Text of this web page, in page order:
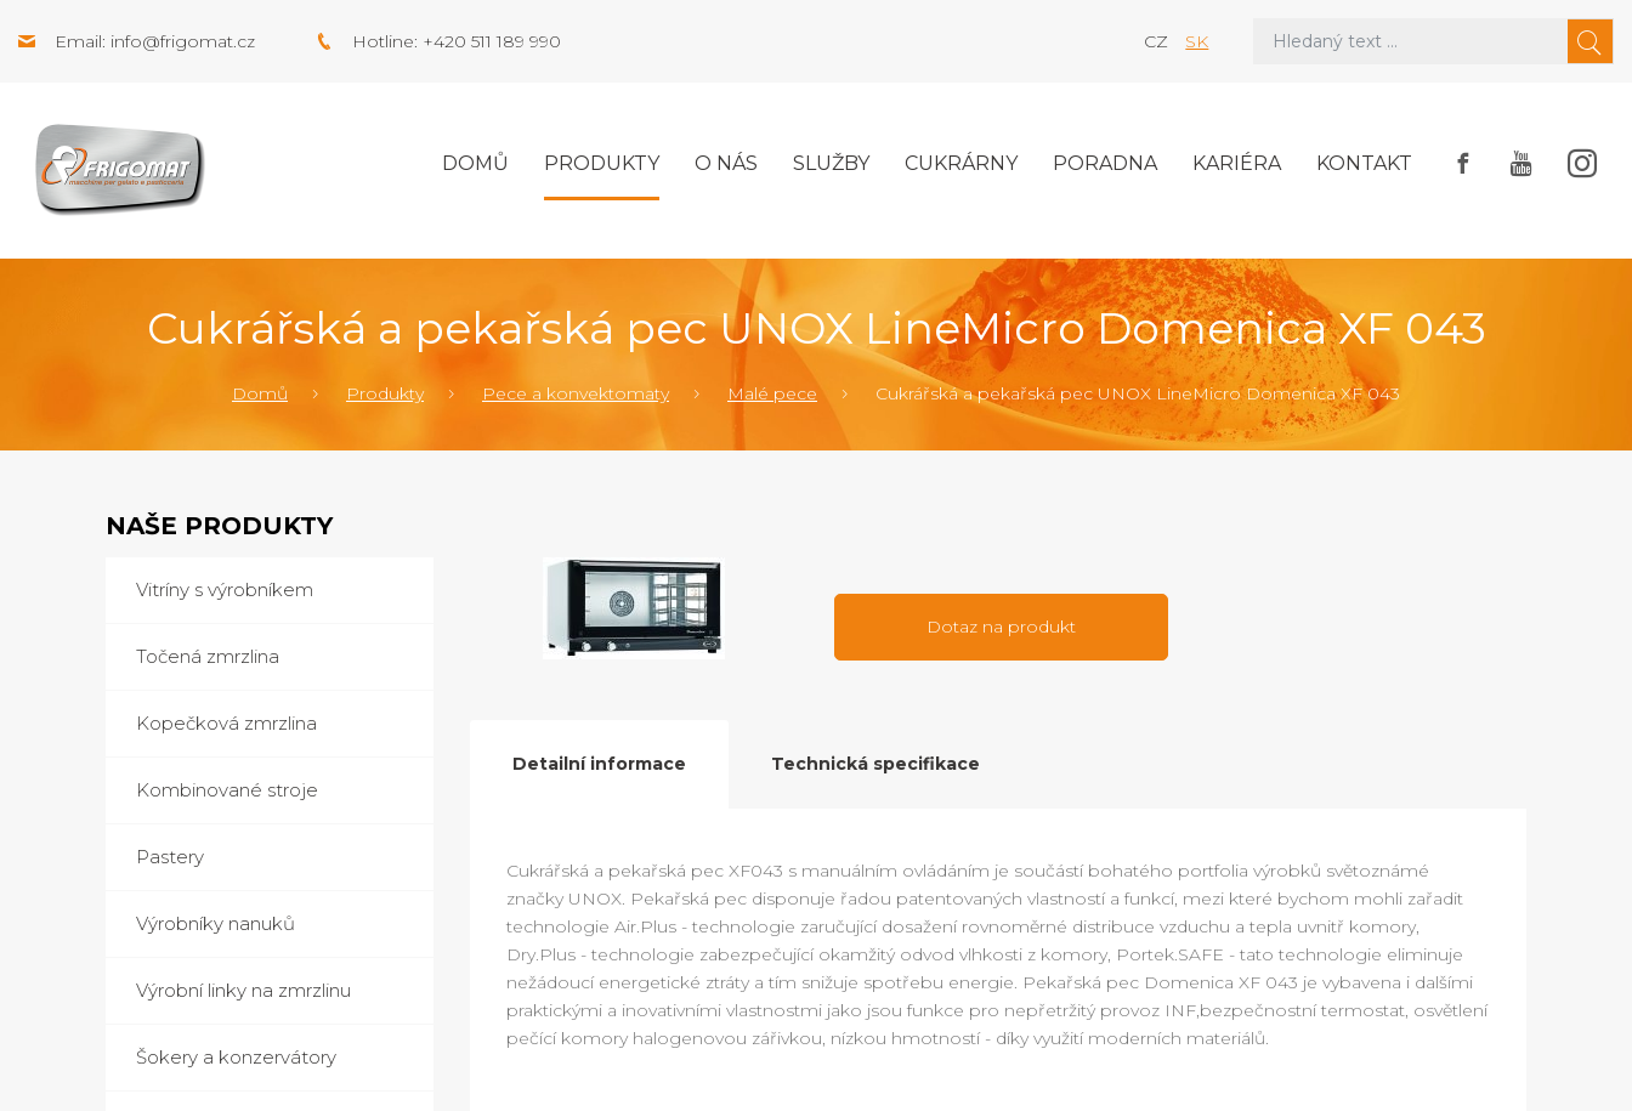
Email: info@frigomat.cz Hotline: +420 511 189 990 CZ SK
DOMŮ PRODUKTY O NÁS SLUŽBY CUKRÁRNY PORADNA KARIÉRA KONTAKT
Cukrářská a pekařská pec UNOX LineMicro Domenica XF 043
Domů Produkty Pece a konvektomaty Malé pece Cukrářská a pekařská pec UNOX LineMicro Domenica XF 043
NAŠE PRODUKTY
Vitríny s výrobníkem
Točená zmrzlina
Kopečková zmrzlina
Kombinované stroje
Pastery
Výrobníky nanuků
Výrobní linky na zmrzlinu
Šokery a konzervátory
Dotaz na produkt
Detailní informace Technická specifikace
Cukrářská a pekařská pec XF043 s manuálním ovládáním je součástí bohatého portfolia výrobků světoznámé
značky UNOX. Pekařská pec disponuje řadou patentovaných vlastností a funkcí, mezi které bychom mohli zařadit
technologie Air.Plus - technologie zaručující dosažení rovnoměrné distribuce vzduchu a tepla uvnitř komory,
Dry.Plus - technologie zabezpečující okamžitý odvod vlhkosti z komory, Portek.SAFE - tato technologie eliminuje
nežádoucí energetické ztráty a tím snižuje spotřebu energie. Pekařská pec Domenica XF 043 je vybavena i dalšími
praktickými a inovativními vlastnostmi jako jsou funkce pro nepřetržitý provoz INF,bezpečnostní termostat, osvětlení
pečící komory halogenovou zářivkou, nízkou hmotností - díky využití moderních materiálů.